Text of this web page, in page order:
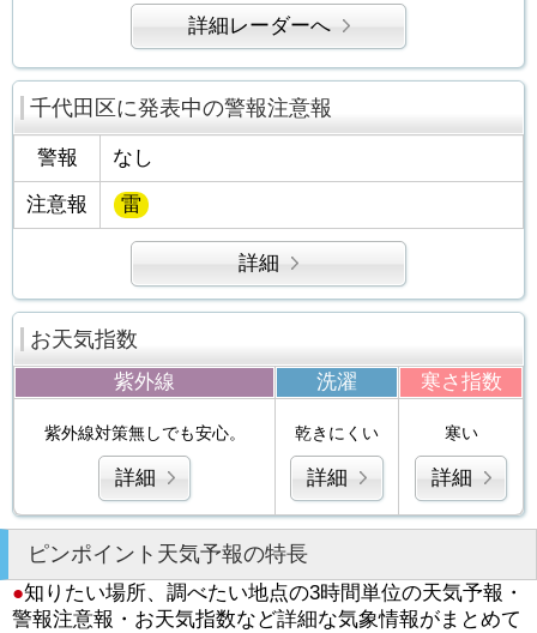
詳細レーダーへ
千代田区に発表中の警報注意報
警報 なし
注意報 雷
詳細
お天気指数
紫外線 洗濯 寒さ指数
紫外線対策無しでも安心。
詳細
乾きにくい
詳細
寒い
詳細
ピンポイント天気予報の特長
●知りたい場所、調べたい地点の3時間単位の天気予報・
警報注意報・お天気指数など詳細な気象情報がまとめて